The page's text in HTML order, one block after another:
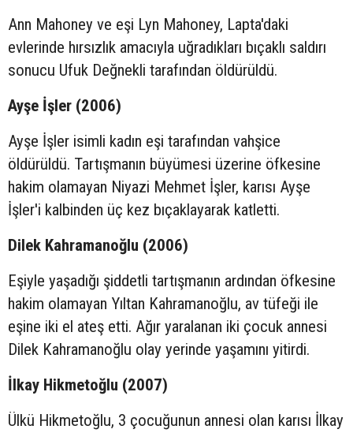
Ann Mahoney ve eşi Lyn Mahoney, Lapta'daki
evlerinde hırsızlık amacıyla uğradıkları bıçaklı saldırı
sonucu Ufuk Değnekli tarafından öldürüldü.
Ayşe İşler (2006)
Ayşe İşler isimli kadın eşi tarafından vahşice
öldürüldü. Tartışmanın büyümesi üzerine öfkesine
hakim olamayan Niyazi Mehmet İşler, karısı Ayşe
İşler'i kalbinden üç kez bıçaklayarak katletti.
Dilek Kahramanoğlu (2006)
Eşiyle yaşadığı şiddetli tartışmanın ardından öfkesine
hakim olamayan Yıltan Kahramanoğlu, av tüfeği ile
eşine iki el ateş etti. Ağır yaralanan iki çocuk annesi
Dilek Kahramanoğlu olay yerinde yaşamını yitirdi.
İlkay Hikmetoğlu (2007)
Ülkü Hikmetoğlu, 3 çocuğunun annesi olan karısı İlkay